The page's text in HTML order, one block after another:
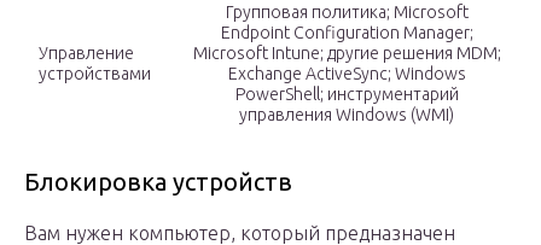
Управление
устройствами
Групповая политика; Microsoft
Endpoint Configuration Manager;
Microsoft Intune; другие решения MDM;
Exchange ActiveSync; Windows
PowerShell; инструментарий
управления Windows (WMI)
Блокировка устройств
Вам нужен компьютер, который предназначен